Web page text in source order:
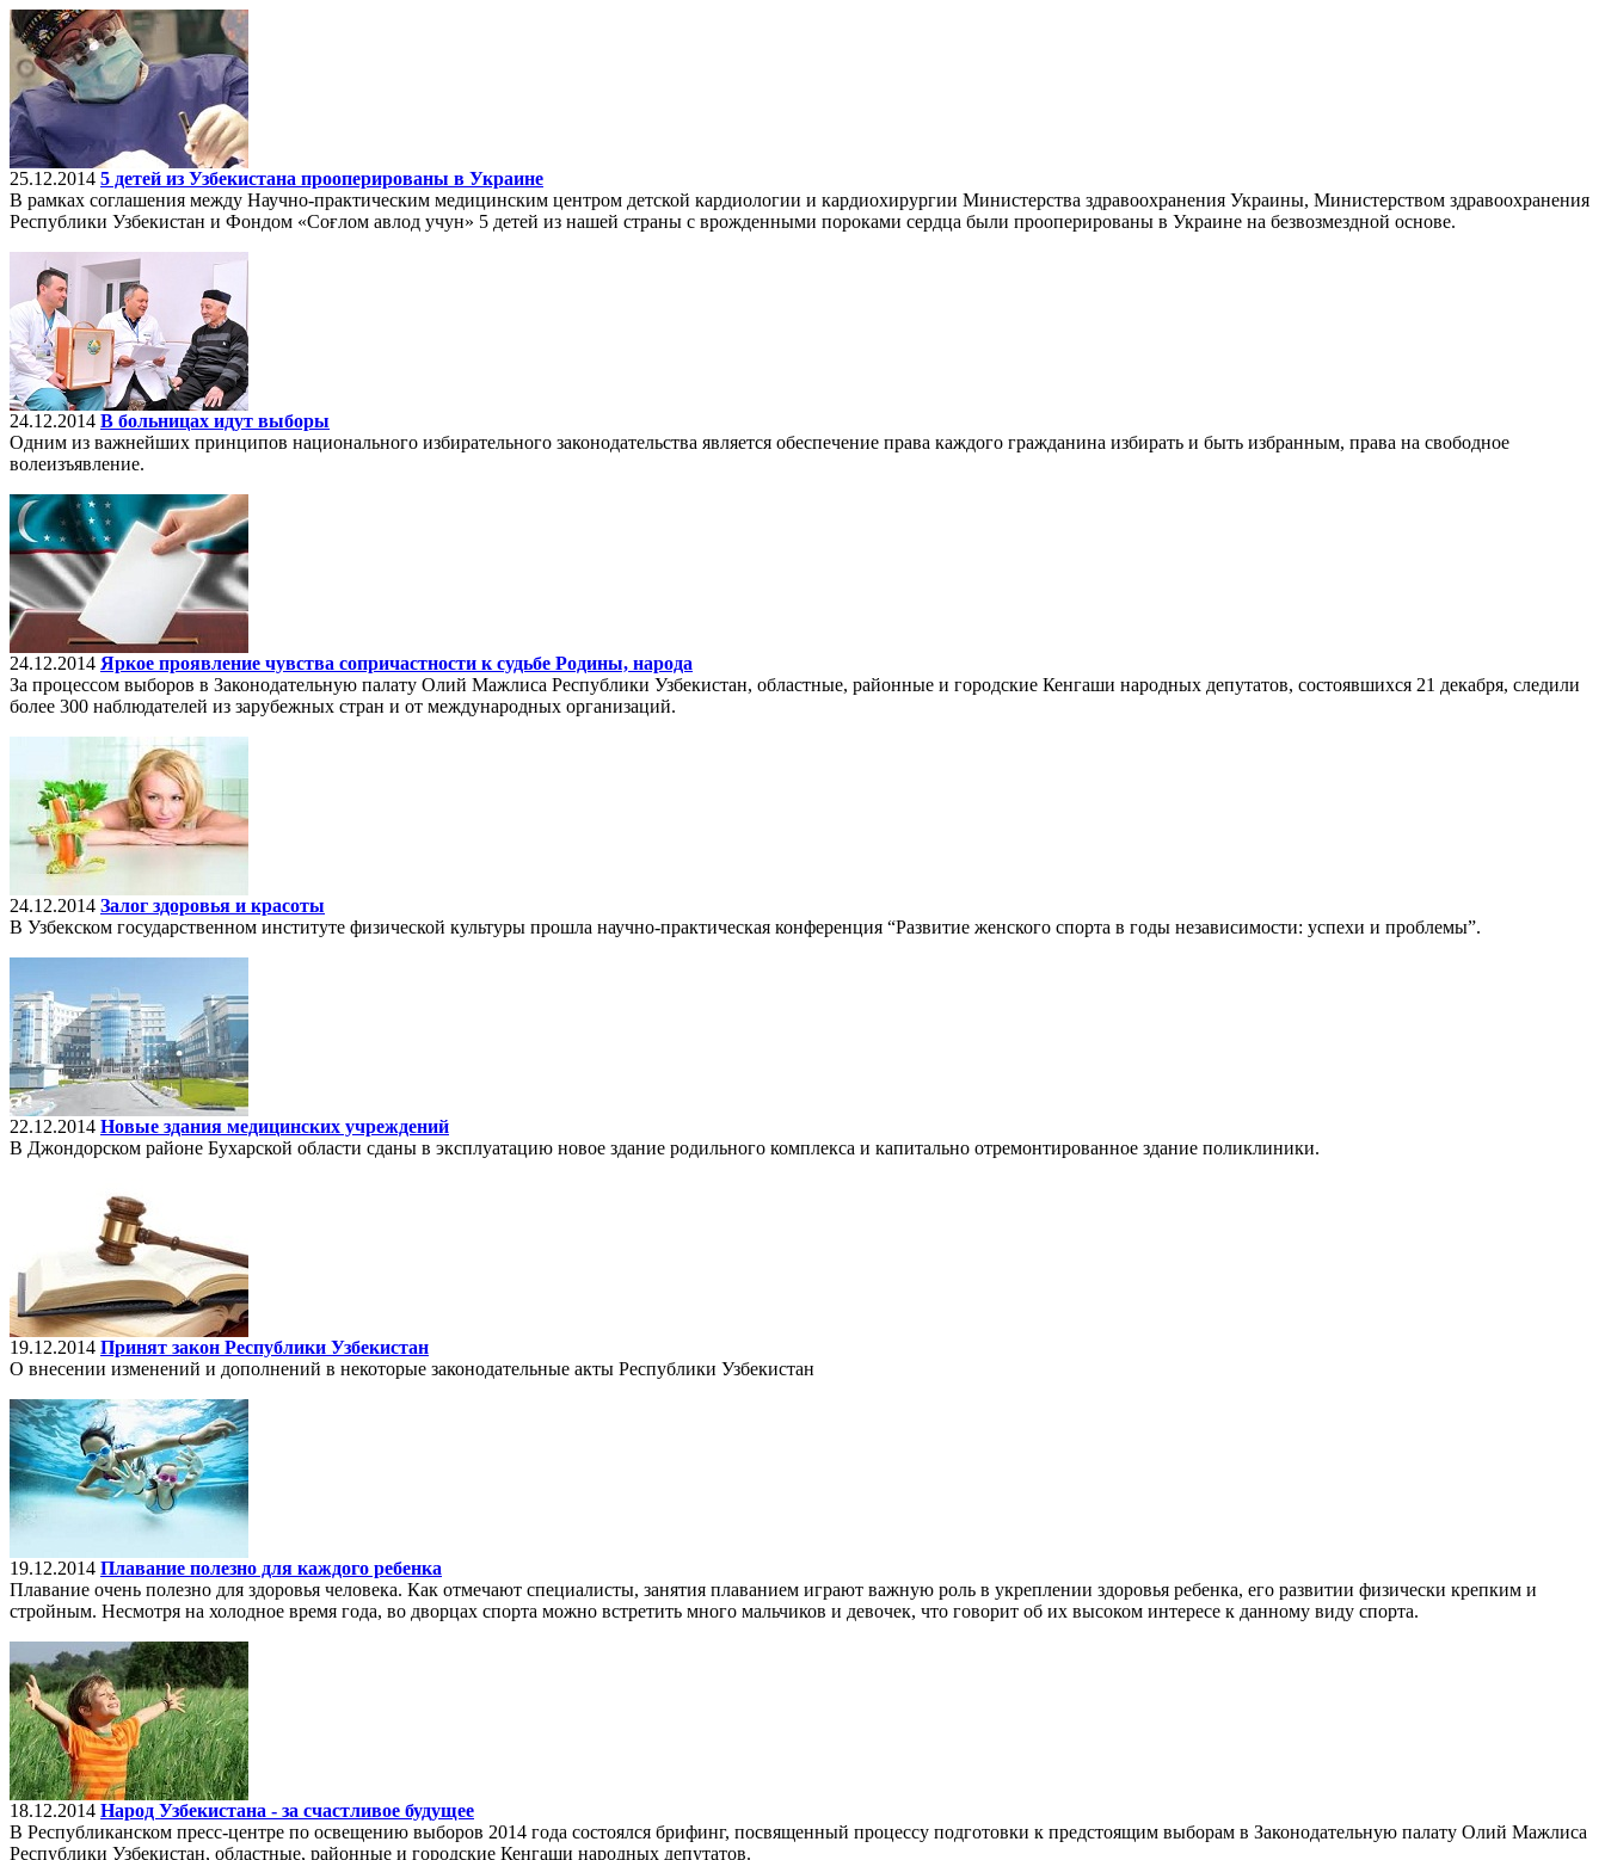
25.12.2014 5 детей из Узбекистана прооперированы в Украине
В рамках соглашения между Научно-практическим медицинским центром детской кардиологии и кардиохирургии Министерства здравоохранения Украины, Министерством здравоохранения
Республики Узбекистан и Фондом «Соғлом авлод учун» 5 детей из нашей страны с врожденными пороками сердца были прооперированы в Украине на безвозмездной основе.
24.12.2014 В больницах идут выборы
Одним из важнейших принципов национального избирательного законодательства является обеспечение права каждого гражданина избирать и быть избранным, права на свободное
волеизъявление.
24.12.2014 Яркое проявление чувства сопричастности к судьбе Родины, народа
За процессом выборов в Законодательную палату Олий Мажлиса Республики Узбекистан, областные, районные и городские Кенгаши народных депутатов, состоявшихся 21 декабря, следили
более 300 наблюдателей из зарубежных стран и от международных организаций.
24.12.2014 Залог здоровья и красоты
В Узбекском государственном институте физической культуры прошла научно-практическая конференция “Развитие женского спорта в годы независимости: успехи и проблемы”.
22.12.2014 Новые здания медицинских учреждений
В Джондорском районе Бухарской области сданы в эксплуатацию новое здание родильного комплекса и капитально отремонтированное здание поликлиники.
19.12.2014 Принят закон Республики Узбекистан
О внесении изменений и дополнений в некоторые законодательные акты Республики Узбекистан
19.12.2014 Плавание полезно для каждого ребенка
Плавание очень полезно для здоровья человека. Как отмечают специалисты, занятия плаванием играют важную роль в укреплении здоровья ребенка, его развитии физически крепким и
стройным. Несмотря на холодное время года, во дворцах спорта можно встретить много мальчиков и девочек, что говорит об их высоком интересе к данному виду спорта.
18.12.2014 Народ Узбекистана - за счастливое будущее
В Республиканском пресс-центре по освещению выборов 2014 года состоялся брифинг, посвященный процессу подготовки к предстоящим выборам в Законодательную палату Олий Мажлиса
Республики Узбекистан, областные, районные и городские Кенгаши народных депутатов.